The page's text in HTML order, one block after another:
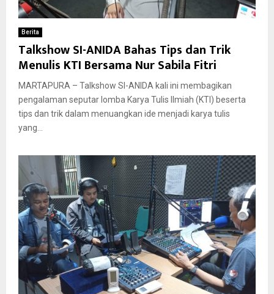
Berita
Talkshow SI-ANIDA Bahas Tips dan Trik
Menulis KTI Bersama Nur Sabila Fitri
MARTAPURA – Talkshow SI-ANIDA kali ini membagikan
pengalaman seputar lomba Karya Tulis Ilmiah (KTI) beserta
tips dan trik dalam menuangkan ide menjadi karya tulis
yang...